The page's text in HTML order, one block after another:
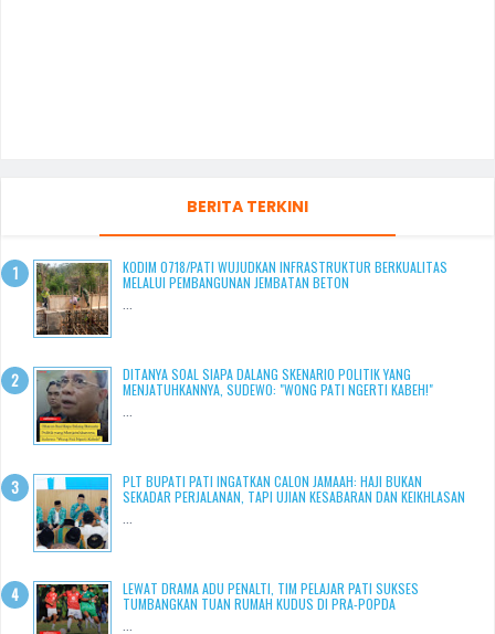
BERITA TERKINI
KODIM 0718/PATI WUJUDKAN INFRASTRUKTUR BERKUALITAS
MELALUI PEMBANGUNAN JEMBATAN BETON
DITANYA SOAL SIAPA DALANG SKENARIO POLITIK YANG
MENJATUHKANNYA, SUDEWO: "WONG PATI NGERTI KABEH!"
PLT BUPATI PATI INGATKAN CALON JAMAAH: HAJI BUKAN
SEKADAR PERJALANAN, TAPI UJIAN KESABARAN DAN KEIKHLASAN
LEWAT DRAMA ADU PENALTI, TIM PELAJAR PATI SUKSES
TUMBANGKAN TUAN RUMAH KUDUS DI PRA-POPDA